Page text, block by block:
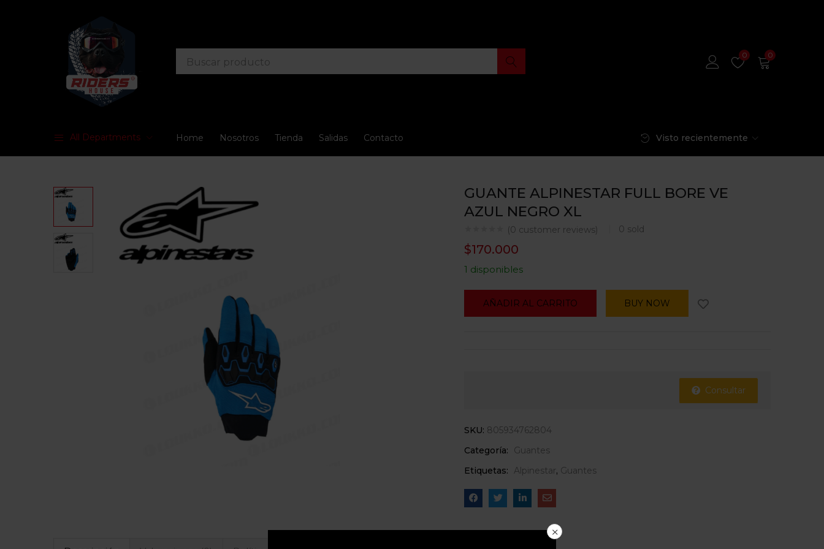
0 0
All Departments Home Nosotros Tienda Salidas Contacto Visto recientemente
GUANTE ALPINESTAR FULL BORE VE
AZUL NEGRO XL
(0 customer reviews) 0 sold
$170.000
1 disponibles
AÑADIR AL CARRITO BUY NOW
Consultar
SKU: 805934762804
Categoría:
Guantes
Etiquetas:
Alpinestar, Guantes